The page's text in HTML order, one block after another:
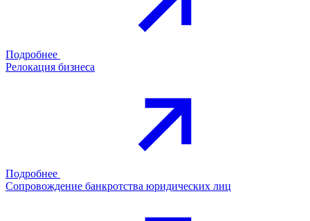
Подробнее
Релокация бизнеса
Подробнее
Сопровождение банкротства юридических лиц